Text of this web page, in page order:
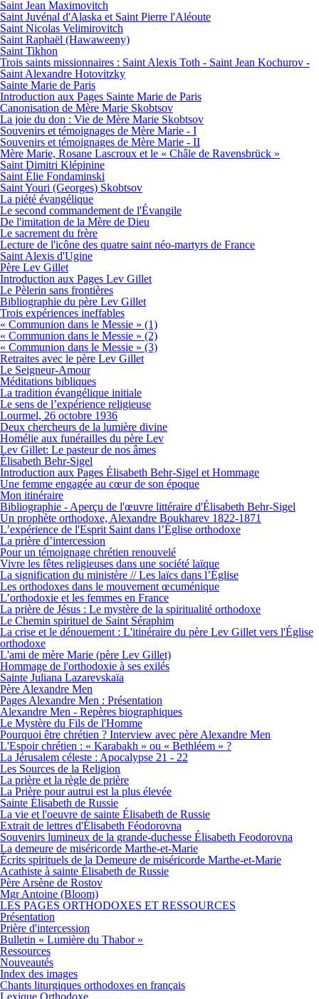
Saint Jean Maximovitch
Saint Juvénal d'Alaska et Saint Pierre l'Aléoute
Saint Nicolas Velimirovitch
Saint Raphaël (Hawaweeny)
Saint Tikhon
Trois saints missionnaires : Saint Alexis Toth - Saint Jean Kochurov -
Saint Alexandre Hotovitzky
Sainte Marie de Paris
Introduction aux Pages Sainte Marie de Paris
Canonisation de Mère Marie Skobtsov
La joie du don : Vie de Mère Marie Skobtsov
Souvenirs et témoignages de Mère Marie - I
Souvenirs et témoignages de Mère Marie - II
Mère Marie, Rosane Lascroux et le « Châle de Ravensbrück »
Saint Dimitri Klépinine
Saint Élie Fondaminski
Saint Youri (Georges) Skobtsov
La piété évangélique
Le second commandement de l'Évangile
De l'imitation de la Mère de Dieu
Le sacrement du frère
Lecture de l'icône des quatre saint néo-martyrs de France
Saint Alexis d'Ugine
Père Lev Gillet
Introduction aux Pages Lev Gillet
Le Pèlerin sans frontières
Bibliographie du père Lev Gillet
Trois expériences ineffables
« Communion dans le Messie » (1)
« Communion dans le Messie » (2)
« Communion dans le Messie » (3)
Retraites avec le père Lev Gillet
Le Seigneur-Amour
Méditations bibliques
La tradition évangélique initiale
Le sens de l’expérience religieuse
Lourmel, 26 octobre 1936
Deux chercheurs de la lumière divine
Homélie aux funérailles du père Lev
Lev Gillet: Le pasteur de nos âmes
Élisabeth Behr-Sigel
Introduction aux Pages Élisabeth Behr-Sigel et Hommage
Une femme engagée au cœur de son époque
Mon itinéraire
Bibliographie - Aperçu de l'œuvre littéraire d'Élisabeth Behr-Sigel
Un prophète orthodoxe, Alexandre Boukharev 1822-1871
L’expérience de l'Esprit Saint dans l’Église orthodoxe
La prière d’intercession
Pour un témoignage chrétien renouvelé
Vivre les fêtes religieuses dans une société laïque
La signification du ministère // Les laïcs dans l’Église
Les orthodoxes dans le mouvement œcuménique
L’orthodoxie et les femmes en France
La prière de Jésus : Le mystère de la spiritualité orthodoxe
Le Chemin spirituel de Saint Séraphim
La crise et le dénouement : L'itinéraire du père Lev Gillet vers l'Église
orthodoxe
L'ami de mère Marie (père Lev Gillet)
Hommage de l'orthodoxie à ses exilés
Sainte Juliana Lazarevskaïa
Père Alexandre Men
Pages Alexandre Men : Présentation
Alexandre Men - Repères biographiques
Le Mystère du Fils de l'Homme
Pourquoi être chrétien ? Interview avec père Alexandre Men
L'Espoir chrétien : « Karabakh » ou « Bethléem » ?
La Jérusalem céleste : Apocalypse 21 - 22
Les Sources de la Religion
La prière et la règle de prière
La Prière pour autrui est la plus élevée
Sainte Élisabeth de Russie
La vie et l'oeuvre de sainte Élisabeth de Russie
Extrait de lettres d'Élisabeth Féodorovna
Souvenirs lumineux de la grande-duchesse Élisabeth Feodorovna
La demeure de miséricorde Marthe-et-Marie
Écrits spirituels de la Demeure de miséricorde Marthe-et-Marie
Acathiste à sainte Élisabeth de Russie
Père Arsène de Rostov
Mgr Antoine (Bloom)
LES PAGES ORTHODOXES ET RESSOURCES
Présentation
Prière d'intercession
Bulletin « Lumière du Thabor »
Ressources
Nouveautés
Index des images
Chants liturgiques orthodoxes en français
Lexique Orthodoxe